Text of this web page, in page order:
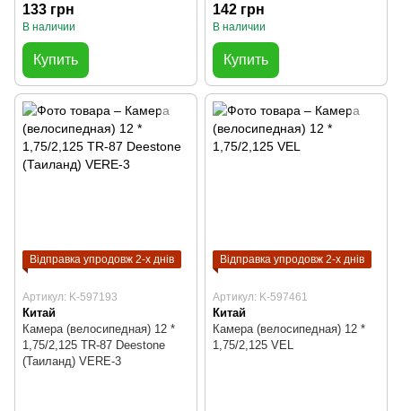
133 грн
В наличии
Купить
142 грн
В наличии
Купить
Відправка упродовж 2-х днів
Артикул: K-597193
Китай
Камера (велосипедная) 12 *
1,75/2,125 TR-87 Deestone
(Таиланд) VERE-3
Відправка упродовж 2-х днів
Артикул: K-597461
Китай
Камера (велосипедная) 12 *
1,75/2,125 VEL